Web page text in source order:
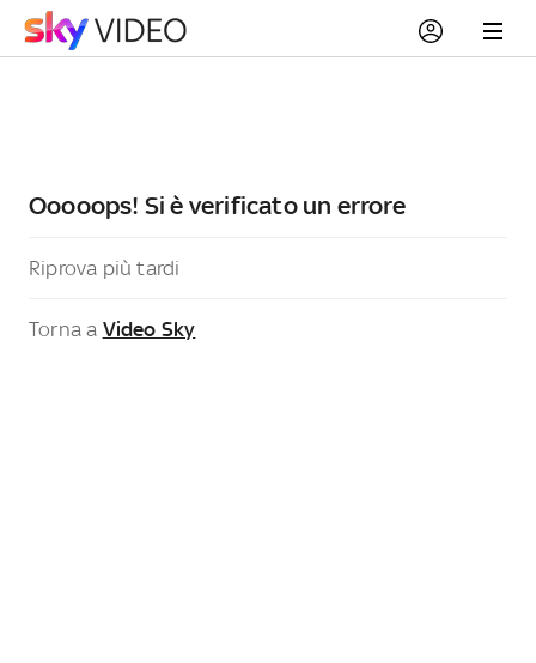
Ooooops! Si è verificato un errore
Riprova più tardi
Torna a Video Sky